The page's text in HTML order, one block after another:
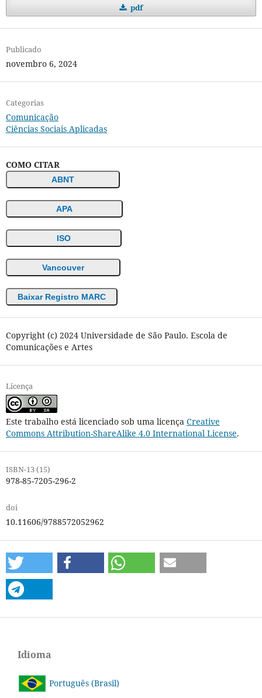
pdf
Publicado
novembro 6, 2024
Categorias
Comunicação
Ciências Sociais Aplicadas
COMO CITAR
ABNT
APA
ISO
Vancouver
Baixar Registro MARC
Copyright (c) 2024 Universidade de São Paulo. Escola de
Comunicações e Artes
Licença
Este trabalho está licenciado sob uma licença Creative
Commons Attribution-ShareAlike 4.0 International License.
ISBN-13 (15)
978-85-7205-296-2
doi
10.11606/9788572052962
Idioma
Português (Brasil)